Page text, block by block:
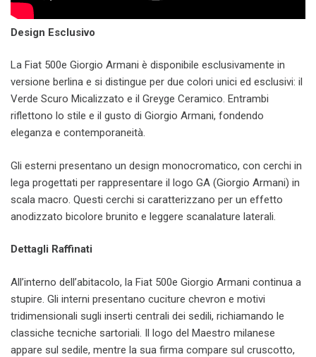
Design Esclusivo
La Fiat 500e Giorgio Armani è disponibile esclusivamente in
versione berlina e si distingue per due colori unici ed esclusivi: il
Verde Scuro Micalizzato e il Greyge Ceramico. Entrambi
riflettono lo stile e il gusto di Giorgio Armani, fondendo
eleganza e contemporaneità.
Gli esterni presentano un design monocromatico, con cerchi in
lega progettati per rappresentare il logo GA (Giorgio Armani) in
scala macro. Questi cerchi si caratterizzano per un effetto
anodizzato bicolore brunito e leggere scanalature laterali.
Dettagli Raffinati
All’interno dell’abitacolo, la Fiat 500e Giorgio Armani continua a
stupire. Gli interni presentano cuciture chevron e motivi
tridimensionali sugli inserti centrali dei sedili, richiamando le
classiche tecniche sartoriali. Il logo del Maestro milanese
appare sul sedile, mentre la sua firma compare sul cruscotto,